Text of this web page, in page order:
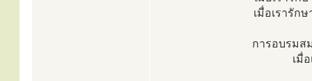
เมื่อเรารัก
การอบรมส
เมื่